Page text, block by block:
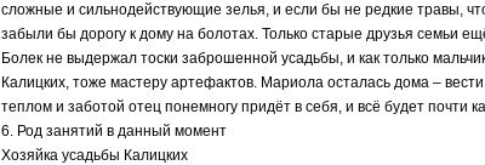
сложные и сильнодействующие зелья, и если бы не редкие травы,
забыли бы дорогу к дому на болотах. Только старые друзья семьи
Болек не выдержал тоски заброшенной усадьбы, и как только
Калицких, тоже мастеру артефактов. Мариола осталась дома –
теплом и заботой отец понемногу придёт в себя, и всё будет почти
6. Род занятий в данный момент
Хозяйка усадьбы Калицких